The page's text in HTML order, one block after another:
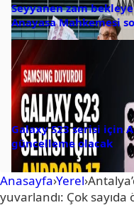
Seyyanen zam
Anayasa Mahkemesi
Galaxy S23 serisi için
güncelleme olacak
Anasayfa›Yerel›
yuvarlandı: Çok sayıda